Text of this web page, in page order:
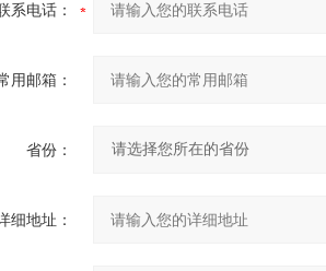
系电话：
用邮箱：
省份：
细地址：